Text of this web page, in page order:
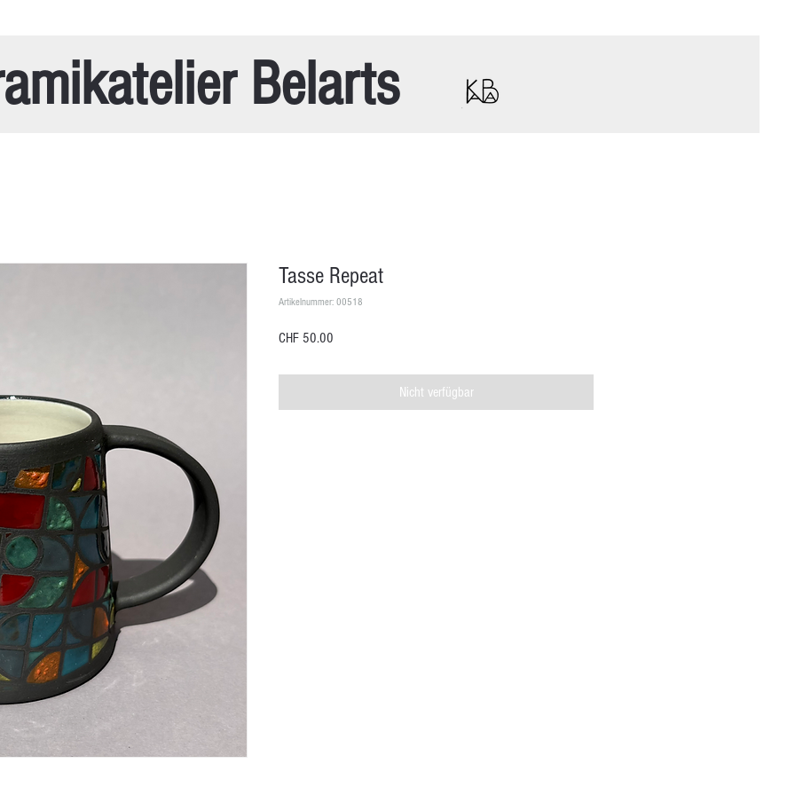
Belarts
Tasse Repeat
Artikelnummer: 00518
CHF 50.00
Nicht verfügbar